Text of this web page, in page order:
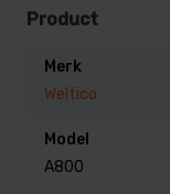
Bovendien kan
watercirculatie
Specificaties:
Product
Merk
Weltico
Model
A800